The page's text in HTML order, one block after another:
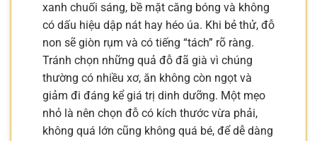
xanh chuối sáng, bề mặt căng bóng và không
có dấu hiệu dập nát hay héo úa. Khi bẻ thử, đỗ
non sẽ giòn rụm và có tiếng “tách” rõ ràng.
Tránh chọn những quả đỗ đã già vì chúng
thường có nhiều xơ, ăn không còn ngọt và
giảm đi đáng kể giá trị dinh dưỡng. Một mẹo
nhỏ là nên chọn đỗ có kích thước vừa phải,
không quá lớn cũng không quá bé, để dễ dàng